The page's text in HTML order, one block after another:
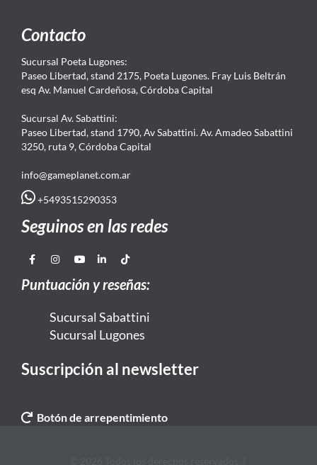
Contacto
Sucursal Poeta Lugones:
Paseo Libertad, stand 2175, Poeta Lugones. Fray Luis Beltrán
esq Av. Manuel Cardeñosa, Córdoba Capital
Sucursal Av. Sabattini:
Paseo Libertad, stand 1790, Av Sabattini. Av. Amadeo Sabattini
3250, ruta 9, Córdoba Capital
info@gameplanet.com.ar
+5493515290353
Seguinos en las redes
Puntuación y reseñas:
Sucursal Sabattini
Sucursal Lugones
Suscripción al newsletter
Botón de arrepentimiento